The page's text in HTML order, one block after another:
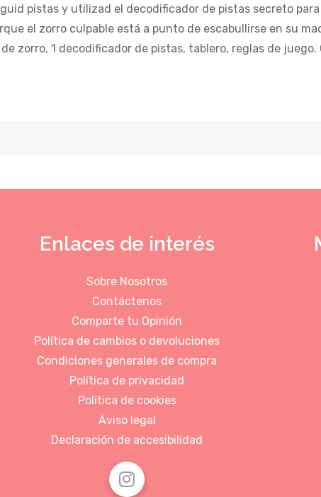
pistas y utilizad el decodificador de pistas secreto
el zorro culpable está a punto de escabullirse en su
zorro, 1 decodificador de pistas, tablero, reglas de juego.
Enlaces de interés
Sobre Nosotros
Contáctenos
Comparte tu Opinión
Política de cambios o devoluciones
Condiciones generales de compra
Política de privacidad
Política de cookies
Aviso legal
Declaración de accesibilidad